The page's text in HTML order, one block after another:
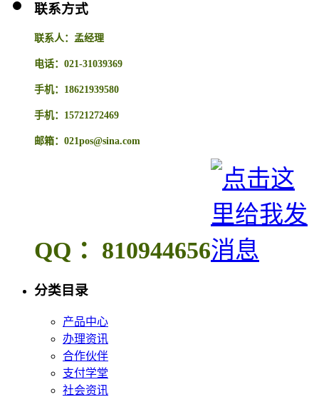
联系方式
联系人：孟经理
电话：021-31039369
手机：18621939580
手机：15721272469
邮箱：021pos@sina.com
QQ ：810944656
分类目录
产品中心
办理资讯
合作伙伴
支付学堂
社会资讯